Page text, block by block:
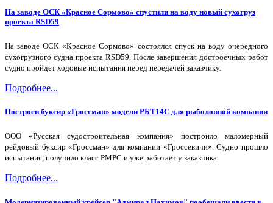
На заводе ОСК «Красное Сормово» спустили на воду новый сухогруз
проекта RSD59
На заводе ОСК «Красное Сормово» состоялся спуск на воду очередного
сухогрузного судна проекта RSD59. После завершения достроечных работ
судно пройдет ходовые испытания перед передачей заказчику.
Подробнее...
Построен буксир «Гроссман» модели РБТ14С для рыболовной компании
ООО «Русская судостроительная компания» построило маломерный
рейдовый буксир «Гроссман» для компании «Гроссевичи». Судно прошло
испытания, получило класс РМРС и уже работает у заказчика.
Подробнее...